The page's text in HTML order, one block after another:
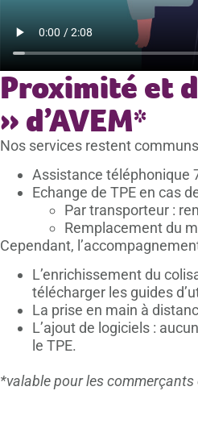
Proximité et
» d’AVEM*
Nos services restent
Assistance téléphonique
Echange de TPE en cas
Par transporteur :
Remplacement du
Cependant,
L’enrichissement du
télécharger les guides
La prise en main à
L’ajout de logiciels :
le TPE.
*valable pour les